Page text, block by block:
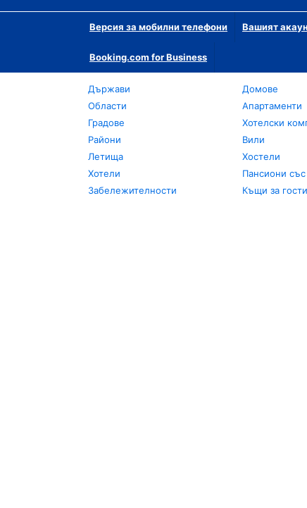
Версия за мобилни телефони Вашият
Booking.com for Business
Държави
Области
Градове
Райони
Летища
Хотели
Забележителности
Домове
Апартаменти
Хотелски
Вили
Хостели
Пансиони със
Къщи за гости